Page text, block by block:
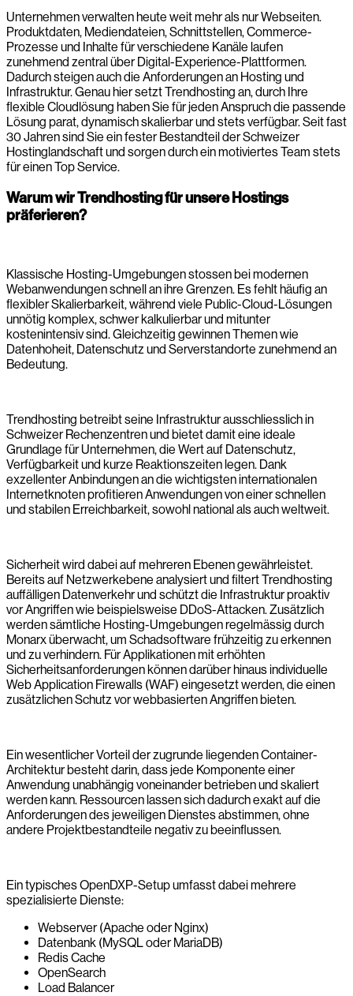
Unternehmen verwalten heute weit mehr als nur Webseiten.
Produktdaten, Mediendateien, Schnittstellen, Commerce-
Prozesse und Inhalte für verschiedene Kanäle laufen
zunehmend zentral über Digital-Experience-Plattformen.
Dadurch steigen auch die Anforderungen an Hosting und
Infrastruktur. Genau hier setzt Trendhosting an, durch Ihre
flexible Cloudlösung haben Sie für jeden Anspruch die passende
Lösung parat, dynamisch skalierbar und stets verfügbar. Seit fast
30 Jahren sind Sie ein fester Bestandteil der Schweizer
Hostinglandschaft und sorgen durch ein motiviertes Team stets
für einen Top Service.
Warum wir Trendhosting für unsere Hostings
präferieren?
Klassische Hosting-Umgebungen stossen bei modernen
Webanwendungen schnell an ihre Grenzen. Es fehlt häufig an
flexibler Skalierbarkeit, während viele Public-Cloud-Lösungen
unnötig komplex, schwer kalkulierbar und mitunter
kostenintensiv sind. Gleichzeitig gewinnen Themen wie
Datenhoheit, Datenschutz und Serverstandorte zunehmend an
Bedeutung.
Trendhosting betreibt seine Infrastruktur ausschliesslich in
Schweizer Rechenzentren und bietet damit eine ideale
Grundlage für Unternehmen, die Wert auf Datenschutz,
Verfügbarkeit und kurze Reaktionszeiten legen. Dank
exzellenter Anbindungen an die wichtigsten internationalen
Internetknoten profitieren Anwendungen von einer schnellen
und stabilen Erreichbarkeit, sowohl national als auch weltweit.
Sicherheit wird dabei auf mehreren Ebenen gewährleistet.
Bereits auf Netzwerkebene analysiert und filtert Trendhosting
auffälligen Datenverkehr und schützt die Infrastruktur proaktiv
vor Angriffen wie beispielsweise DDoS-Attacken. Zusätzlich
werden sämtliche Hosting-Umgebungen regelmässig durch
Monarx überwacht, um Schadsoftware frühzeitig zu erkennen
und zu verhindern. Für Applikationen mit erhöhten
Sicherheitsanforderungen können darüber hinaus individuelle
Web Application Firewalls (WAF) eingesetzt werden, die einen
zusätzlichen Schutz vor webbasierten Angriffen bieten.
Ein wesentlicher Vorteil der zugrunde liegenden Container-
Architektur besteht darin, dass jede Komponente einer
Anwendung unabhängig voneinander betrieben und skaliert
werden kann. Ressourcen lassen sich dadurch exakt auf die
Anforderungen des jeweiligen Dienstes abstimmen, ohne
andere Projektbestandteile negativ zu beeinflussen.
Ein typisches OpenDXP-Setup umfasst dabei mehrere
spezialisierte Dienste:
Webserver (Apache oder Nginx)
Datenbank (MySQL oder MariaDB)
Redis Cache
OpenSearch
Load Balancer